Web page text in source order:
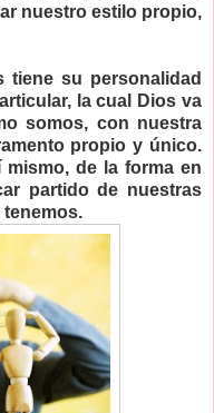
nuestro estilo propio,
tiene su personalidad
la cual Dios va
somos, con nuestra
propio y único.
de la forma en
partido de nuestras